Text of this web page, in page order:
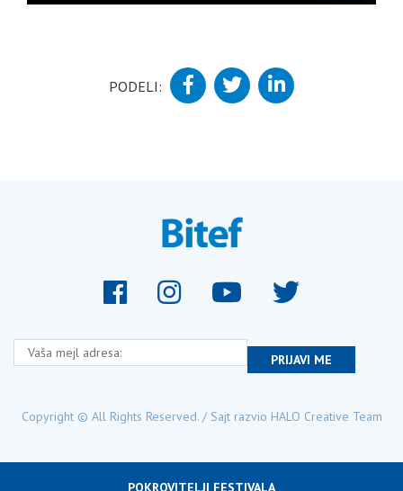
PODELI:
Vaša mejl adresa:
PRIJAVI ME
Copyright © All Rights Reserved. / Sajt razvio HALO Creative Team
POKROVITELJI FESTIVALA